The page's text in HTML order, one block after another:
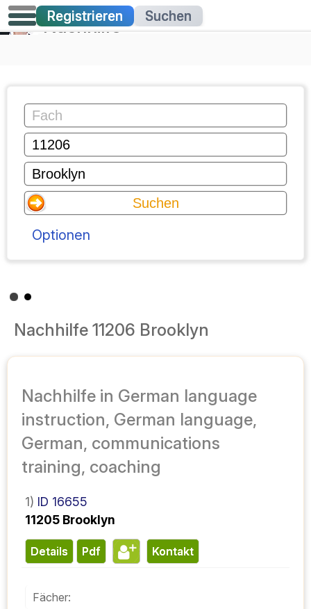
Nachhilfe
Registrieren Suchen
Optionen
Nachhilfe 11206 Brooklyn
Nachhilfe in German language
instruction, German language,
German, communications
training, coaching
1) ID 16655
11205 Brooklyn
Details pdf Kontakt
Fächer: